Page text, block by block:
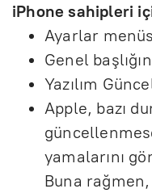
iPhone sahipleri
Ayarlar
Genel
Yazılım
Apple, bazı
yamalarını
Buna